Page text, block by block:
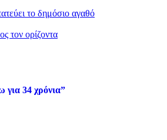
το δημόσιο αγαθό
τον ορίζοντα
34 χρόνια”